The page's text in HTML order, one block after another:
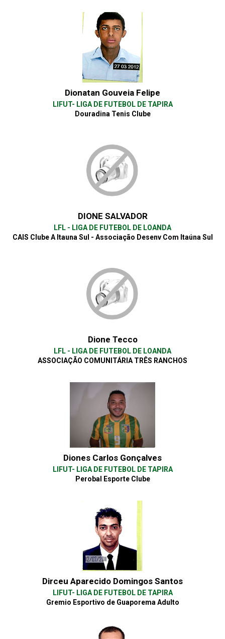
Dionatan Gouveia Felipe
LIFUT- LIGA DE FUTEBOL DE TAPIRA
Douradina Tenis Clube
DIONE SALVADOR
LFL - LIGA DE FUTEBOL DE LOANDA
CAIS Clube A Itauna Sul - Associação Desenv Com Itaúna Sul
Dione Tecco
LFL - LIGA DE FUTEBOL DE LOANDA
ASSOCIAÇÃO COMUNITÁRIA TRÊS RANCHOS
Diones Carlos Gonçalves
LIFUT- LIGA DE FUTEBOL DE TAPIRA
Perobal Esporte Clube
Dirceu Aparecido Domingos Santos
LIFUT- LIGA DE FUTEBOL DE TAPIRA
Gremio Esportivo de Guaporema Adulto